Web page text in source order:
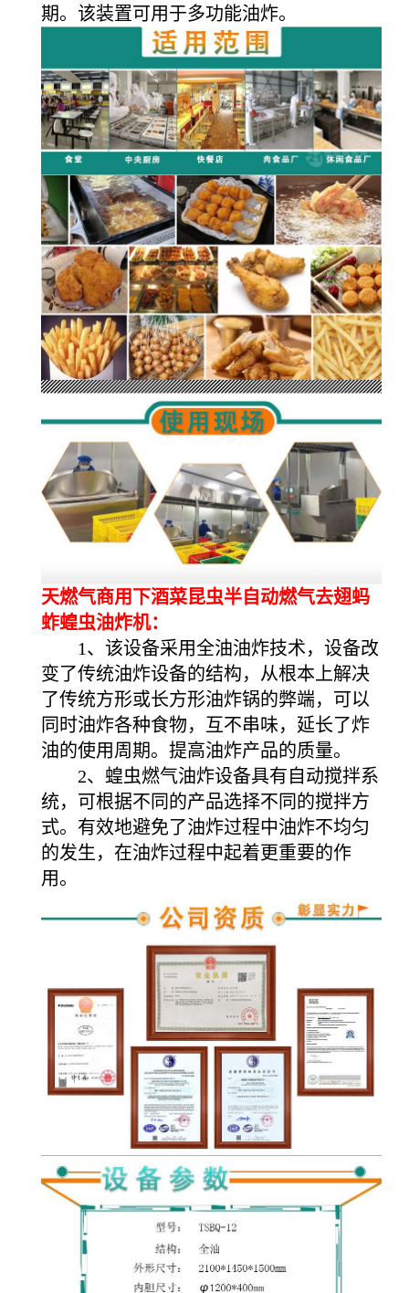
期。该装置可用于多功能油炸。
天燃气商用下酒菜昆虫半自动燃气去翅蚂
蚱蝗虫油炸机：
1、该设备采用全油油炸技术，设备改
变了传统油炸设备的结构，从根本上解决
了传统方形或长方形油炸锅的弊端，可以
同时油炸各种食物，互不串味，延长了炸
油的使用周期。提高油炸产品的质量。
2、蝗虫燃气油炸设备具有自动搅拌系
统，可根据不同的产品选择不同的搅拌方
式。有效地避免了油炸过程中油炸不均匀
的发生，在油炸过程中起着更重要的作
用。